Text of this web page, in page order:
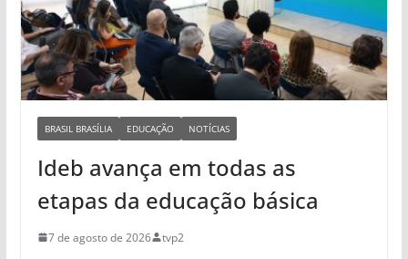
BRASIL BRASÍLIA EDUCAÇÃO NOTÍCIAS
Ideb avança em todas as
etapas da educação básica
7 de agosto de 2026 tvp2